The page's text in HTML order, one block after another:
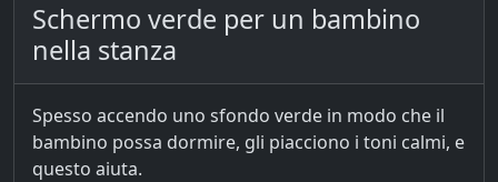
Schermo verde per un bambino
nella stanza
Spesso accendo uno sfondo verde in modo che il
bambino possa dormire, gli piacciono i toni calmi, e
questo aiuta.